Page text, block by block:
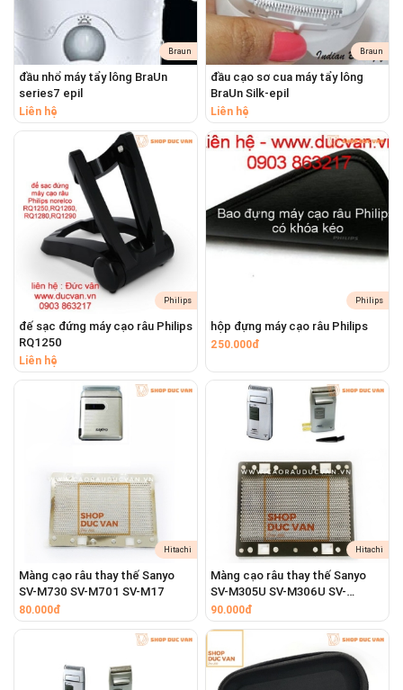
máy tăm nước Oral-B, máy tăm nước Philips, máy
tăm nước Panasonic
Nhận sửa chữa máy rửa mặt Foreo Luna, máy rửa
mặt Foreo Luna Mini, máy đắp mặt na Foreo UFO,
bàn chải đánh răng Foreo Issa, máy nâng cơ mặt
Foreo Bear, máy massage mắt Foreo Iris, máy rửa
mặt Clarisonic Mia
Nhận thay pin, sửa chữa máy xông hơi mặt cầm tay
mini
ESRW30 ESRW30S ESRW30RESSA40 ESSA40W
ESSA40KES4025 ES4026 ES4027 ES3042
Braun
đầu nhổ máy tẩy lông BraUn
series7 epil
Liên hệ
Braun
đầu cạo sơ cua máy tẩy lông
BraUn Silk-epil
Liên hệ
Philips
đế sạc đứng máy cạo râu Philips
RQ1250
Liên hệ
Philips
hộp đựng máy cạo râu Philips
250.000đ
Hitachi
Màng cạo râu thay thế Sanyo
SV-M730 SV-M701 SV-M17
80.000đ
Hitachi
Màng cạo râu thay thế Sanyo
SV-M305U SV-M306U SV-
M308U
90.000đ